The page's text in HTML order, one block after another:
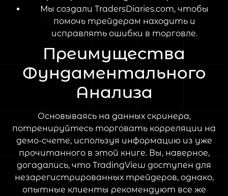
Мы создали TradersDiaries.com, чтобы
помочь трейдерам находить и
исправлять ошибки в торговле.
Преимущества
Фундаментального
Анализа
Основываясь на данных скринера,
потренируйтесь торговать корреляции на
демо-счете, используя информацию из уже
прочитанного в этой книге. Вы, наверное,
догадались, что TradingView доступен для
незарегистрированных трейдеров, однако,
опытные клиенты рекомендуют все же